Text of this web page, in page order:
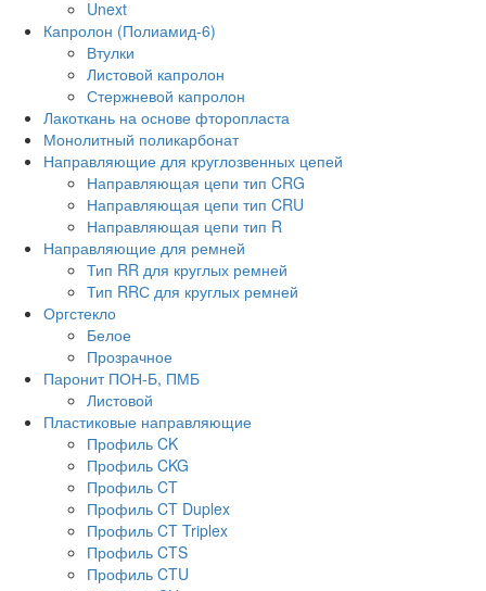
Unext
Капролон (Полиамид-6)
Втулки
Листовой капролон
Стержневой капролон
Лакоткань на основе фторопласта
Монолитный поликарбонат
Направляющие для круглозвенных цепей
Направляющая цепи тип CRG
Направляющая цепи тип CRU
Направляющая цепи тип R
Направляющие для ремней
Тип RR для круглых ремней
Тип RRС для круглых ремней
Оргстекло
Белое
Прозрачное
Паронит ПОН-Б, ПМБ
Листовой
Пластиковые направляющие
Профиль CK
Профиль CKG
Профиль CT
Профиль CT Duplex
Профиль CT Triplex
Профиль CTS
Профиль CTU